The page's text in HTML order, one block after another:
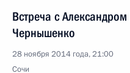
Встреча с
Чернышенко
28 ноября 2014 года, 21:00
Сочи